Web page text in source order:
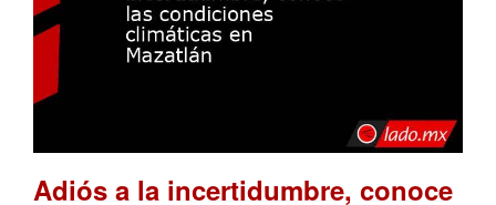
Adiós a la incertidumbre, conoce